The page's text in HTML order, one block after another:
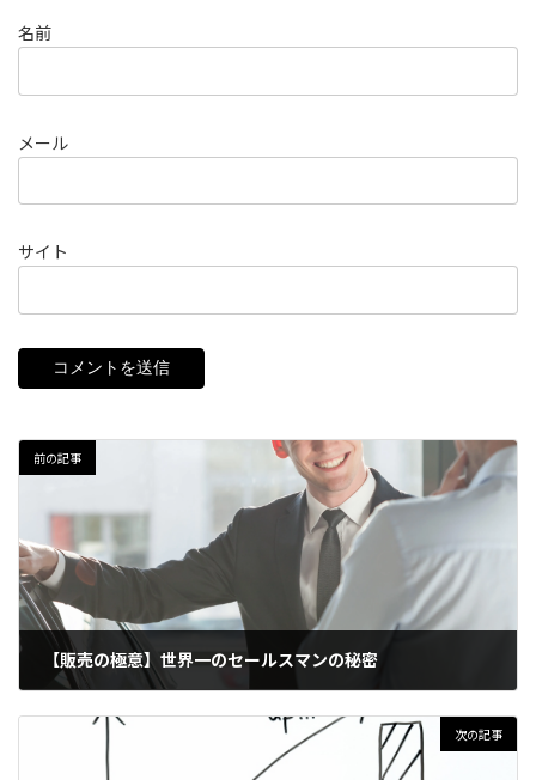
名前
メール
サイト
前の記事
【販売の極意】世界一のセールスマンの秘密
次の記事